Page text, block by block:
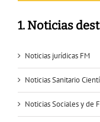
1. Noticias
Noticias jurídicas FM
Noticias Sanitario
Noticias Sociales y de